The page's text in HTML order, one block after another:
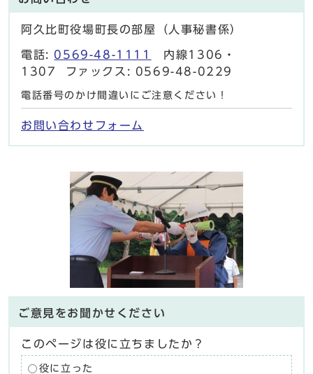
阿久比町役場町長の部屋（人事秘書係）
電話: 0569-48-1111
内線1306・
1307 ファックス: 0569-48-0229
電話番号のかけ間違いにご注意ください！
お問い合わせフォーム
ご意見をお聞かせください
このページは役に立ちましたか？
役に立った